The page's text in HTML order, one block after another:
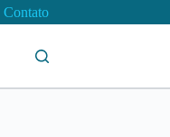
Contato